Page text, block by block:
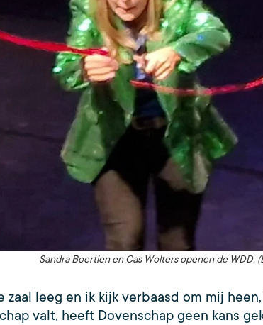
Sandra Boertien en Cas Wolters openen de WDD.
leeg en ik kijk verbaasd om mij
valt, heeft Dovenschap geen kans